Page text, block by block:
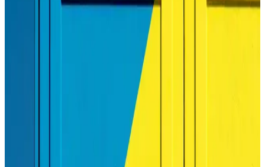
Canon PIXMA G3410, yüksek çözünürlük, çok fonksiyonlu
özellikler ve kablosuz bağlantı ile ekonomik ve kullanışlı bir yazıcı
Hangi Yazıcı Almalı: Ev ve Ofis Kullanımı İçin En
Uygun Seçenekler ve Teknik Özellikler
Yazıcı seçiminde ihtiyaçlarınızı ve bütçenizi göz önünde
bulundurun. Ofis, ev veya fotoğraf baskısı için uygun modelleri ve
teknik özellikleri detaylarıyla değerlendirin.
HP M479dw Yazıcı: Yüksek Performanslı Çok
Fonksiyonlu Ofis Yazıcı Çözümü